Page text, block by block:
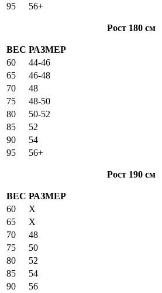
95
56+
Рост 180 см
ВЕС РАЗМЕР
60
44-46
65
46-48
70
48
75
48-50
80
50-52
85
52
90
54
95
56+
Рост 190 см
ВЕС РАЗМЕР
60
X
65
X
70
48
75
50
80
52
85
54
90
56